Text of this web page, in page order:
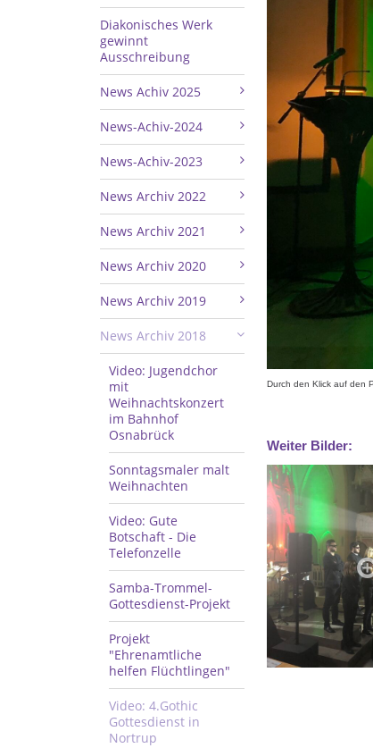
Diakonisches Werk
gewinnt
Ausschreibung
News Achiv 2025
News-Achiv-2024
News-Achiv-2023
News Archiv 2022
News Archiv 2021
News Archiv 2020
News Archiv 2019
News Archiv 2018
Video: Jugendchor
mit
Weihnachtskonzert
im Bahnhof
Osnabrück
Sonntagsmaler malt
Weihnachten
Video: Gute
Botschaft - Die
Telefonzelle
Samba-Trommel-
Gottesdienst-Projekt
Projekt
"Ehrenamtliche
helfen Flüchtlingen"
Video: 4.Gothic
Gottesdienst in
Nortrup
Durch den Klick auf den
Weiter Bilder: